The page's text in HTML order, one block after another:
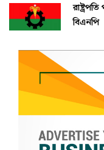
বিএনপি